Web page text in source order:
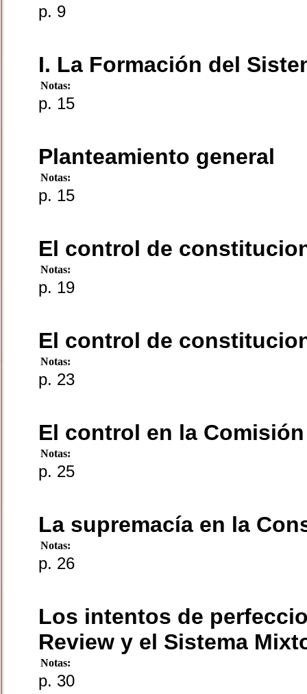
p. 9
I. La Formación del
Notas:
p. 15
Planteamiento general
Notas:
p. 15
El control de
Notas:
p. 19
El control de
Notas:
p. 23
El control en la
Notas:
p. 25
La supremacía en la
Notas:
p. 26
Los intentos de
Review y el Sistema
Notas:
p. 30